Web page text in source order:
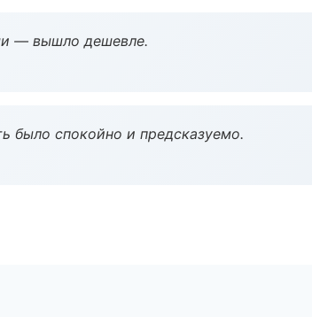
— вышло дешевле.
было спокойно и предсказуемо.